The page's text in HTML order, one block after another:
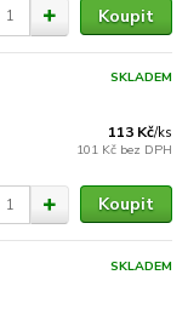
Koupit
113 Kč/ks
101 Kč bez DPH
SKLADEM
Koupit
SKLADEM